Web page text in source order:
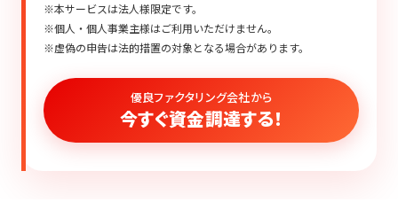
※本サービスは法人様限定です。
※個人・個人事業主様はご利用いただけません。
※虚偽の申告は法的措置の対象となる場合があります。
優良ファクタリング会社から
今すぐ資金調達する！